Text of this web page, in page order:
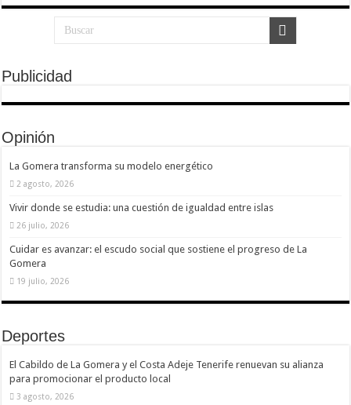
Publicidad
Opinión
La Gomera transforma su modelo energético
2 agosto, 2026
Vivir donde se estudia: una cuestión de igualdad entre islas
26 julio, 2026
Cuidar es avanzar: el escudo social que sostiene el progreso de La
Gomera
19 julio, 2026
Deportes
El Cabildo de La Gomera y el Costa Adeje Tenerife renuevan su alianza
para promocionar el producto local
3 agosto, 2026
nuestra web
mejor posible
cookies,
funcionalidades
Al compartir tus
comportamiento
mientras visitas
nuestro sitio,
aumentas la
ver contenido y
ofertas